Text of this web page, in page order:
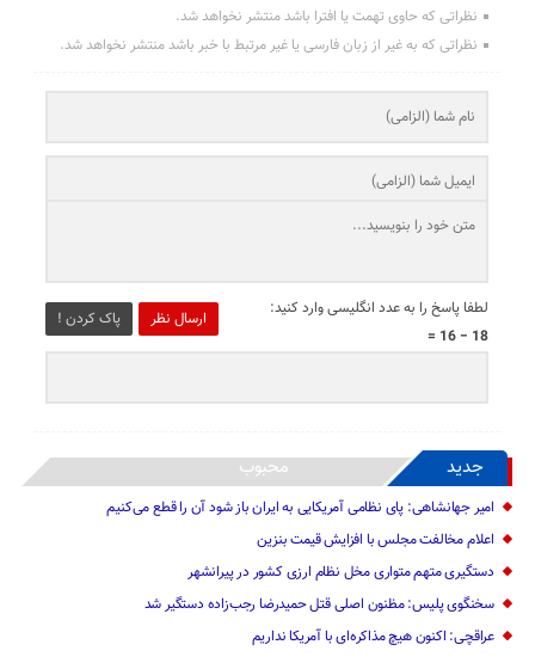
نظراتی که حاوی تهمت یا افترا باشد منتشر نخواهد شد.
نظراتی که به غیر از زبان فارسی یا غیر مرتبط با خبر باشد منتشر نخواهد شد.
ارسال نظر پاک کردن !
لطفا پاسخ را به عدد انگلیسی وارد کنید:
18 − 16 =
جدید محبوب
امیر جهانشاهی: پای نظامی آمریکایی به ایران باز شود آن را قطع می‌کنیم
اعلام مخالفت مجلس با افزایش قیمت بنزین
دستگیری متهم متواری مخل نظام ارزی کشور در پیرانشهر
سخنگوی پلیس: مظنون اصلی قتل حمیدرضا رجب‌زاده دستگیر شد
عراقچی: اکنون هیچ مذاکره‌ای با آمریکا نداریم